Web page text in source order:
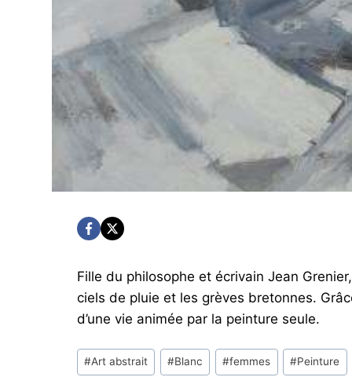
Fille du philosophe et écrivain Jean
ciels de pluie et les grèves bretonnes.
d’une vie animée par la peinture seule.
Post
Tags:
#Art abstrait #Blanc #femmes #Peinture